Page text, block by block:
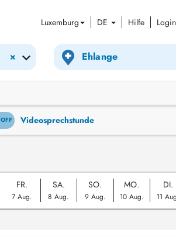
Luxemburg DE Hilfe Login
×
OFF Videosprechstunde
FR.
7 Aug.
SA.
8 Aug.
SO.
9 Aug.
MO.
10 Aug.
DI.
11